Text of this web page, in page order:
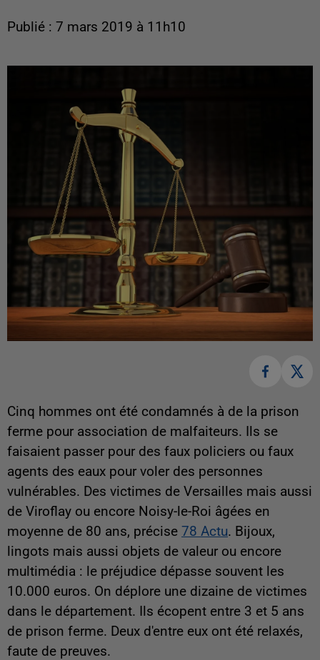
Publié : 7 mars 2019 à 11h10
Cinq hommes ont été condamnés à de la prison
ferme pour association de malfaiteurs. Ils se
faisaient passer pour des faux policiers ou faux
agents des eaux pour voler des personnes
vulnérables. Des victimes de Versailles mais aussi
de Viroflay ou encore Noisy-le-Roi âgées en
moyenne de 80 ans, précise 78 Actu. Bijoux,
lingots mais aussi objets de valeur ou encore
multimédia : le préjudice dépasse souvent les
10.000 euros. On déplore une dizaine de victimes
dans le département. Ils écopent entre 3 et 5 ans
de prison ferme. Deux d'entre eux ont été relaxés,
faute de preuves.